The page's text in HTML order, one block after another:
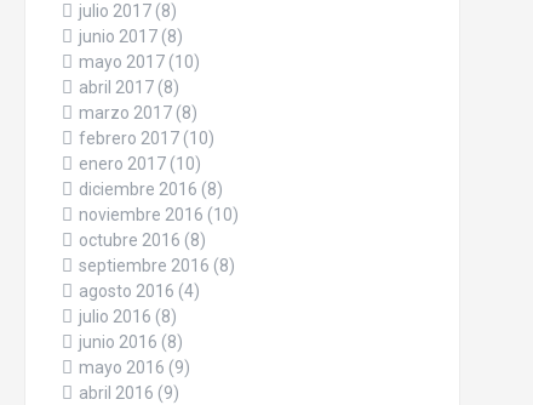
julio 2017(8)
junio 2017(8)
mayo 2017(10)
abril 2017(8)
marzo 2017(8)
febrero 2017(10)
enero 2017(10)
diciembre 2016 (8)
noviembre 2016 (10)
octubre 2016 (8)
septiembre 2016 (8)
agosto 2016 (4)
julio 2016 (8)
junio 2016 (8)
mayo 2016 (9)
abril 2016 (9)